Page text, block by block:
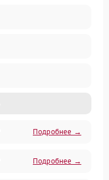
Подробнее →
Подробнее →